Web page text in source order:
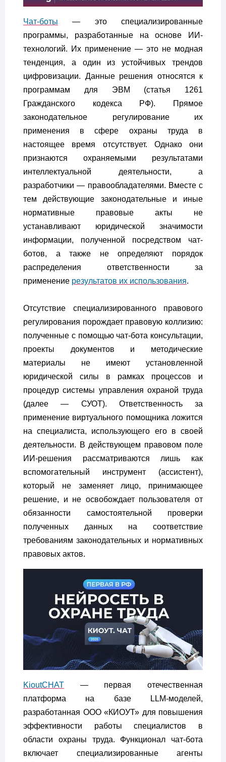
Чат-боты — это специализированные
программы, разработанные на основе ИИ-
технологий. Их применение — это не модная
тенденция, а один из устойчивых трендов
цифровизации. Данные решения относятся к
программам для ЭВМ (статья 1261
Гражданского кодекса РФ). Прямое
законодательное регулирование их
применения в сфере охраны труда в
настоящее время отсутствует. Однако они
признаются охраняемыми результатами
интеллектуальной деятельности, а
разработчики — правообладателями. Вместе с
тем действующие законодательные и иные
нормативные правовые акты не
устанавливают юридической значимости
информации, полученной посредством чат-
ботов, а также не определяют порядок
распределения ответственности за
применение результатов их использования.
Отсутствие специализированного правового
регулирования порождает правовую коллизию:
полученные с помощью чат-бота консультации,
проекты документов и методические
материалы не имеют установленной
юридической силы в рамках процессов и
процедур системы управления охраной труда
(далее — СУОТ). Ответственность за
применение виртуального помощника ложится
на специалиста, использующего его в своей
деятельности. В действующем правовом поле
ИИ-решения рассматриваются лишь как
вспомогательный инструмент (ассистент),
который не заменяет лицо, принимающее
решение, и не освобождает пользователя от
обязанности самостоятельной проверки
полученных данных на соответствие
требованиям законодательных и нормативных
правовых актов.
KioutCHAT — первая отечественная
платформа на базе LLM-моделей,
разработанная ООО «КИОУТ» для повышения
эффективности работы специалистов в
области охраны труда. Функционал чат-бота
включает специализированные агенты